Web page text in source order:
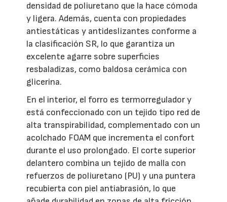
densidad de poliuretano que la hace cómoda
y ligera. Además, cuenta con propiedades
antiestáticas y antideslizantes conforme a
la clasificación SR, lo que garantiza un
excelente agarre sobre superficies
resbaladizas, como baldosa cerámica con
glicerina.
En el interior, el forro es termorregulador y
está confeccionado con un tejido tipo red de
alta transpirabilidad, complementado con un
acolchado FOAM que incrementa el confort
durante el uso prolongado. El corte superior
delantero combina un tejido de malla con
refuerzos de poliuretano (PU) y una puntera
recubierta con piel antiabrasión, lo que